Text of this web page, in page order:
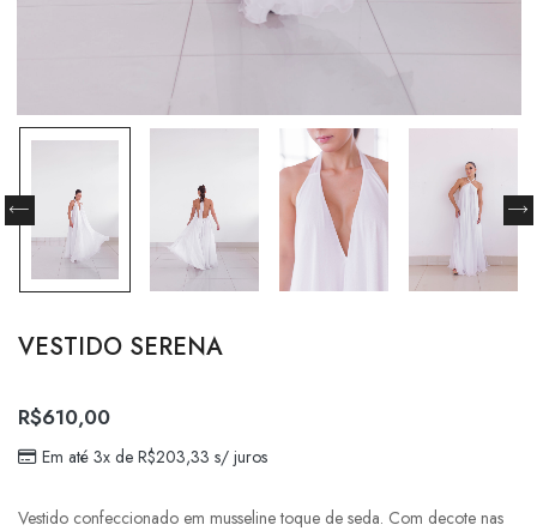
VESTIDO SERENA
R$610,00
Em até 3x de R$203,33 s/ juros
Vestido confeccionado em musseline toque de seda. Com decote nas